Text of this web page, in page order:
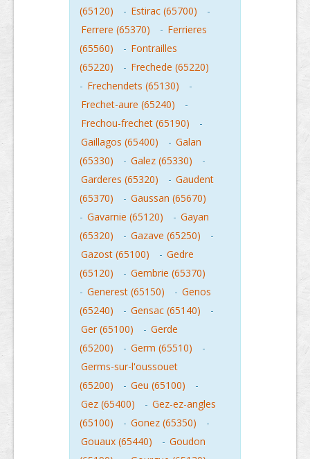
(65120)
- Estirac (65700)
-
Ferrere (65370)
- Ferrieres
(65560)
- Fontrailles
(65220)
- Frechede (65220)
- Frechendets (65130)
-
Frechet-aure (65240)
-
Frechou-frechet (65190)
-
Gaillagos (65400)
- Galan
(65330)
- Galez (65330)
-
Garderes (65320)
- Gaudent
(65370)
- Gaussan (65670)
- Gavarnie (65120) - Gayan
(65320)
- Gazave (65250)
-
Gazost (65100)
- Gedre
(65120)
- Gembrie (65370)
- Generest (65150) - Genos
(65240)
- Gensac (65140)
-
Ger (65100)
- Gerde
(65200)
- Germ (65510)
-
Germs-sur-l'oussouet
(65200)
- Geu (65100)
-
Gez (65400)
- Gez-ez-angles
(65100)
- Gonez (65350)
-
Gouaux (65440)
- Goudon